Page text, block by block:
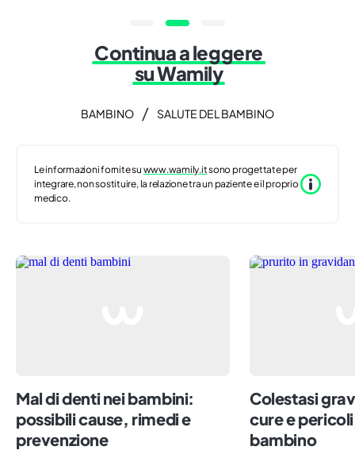
Continua a leggere
su Wamily
BAMBINO / SALUTE DEL BAMBINO
Le informazioni fornite su www.wamily.itsono progettate per
integrare, non sostituire, la relazione tra un paziente e il proprio
medico.
Mal di denti nei bambini:
possibili cause, rimedi e
prevenzione
Colestasi
cure e
bambino